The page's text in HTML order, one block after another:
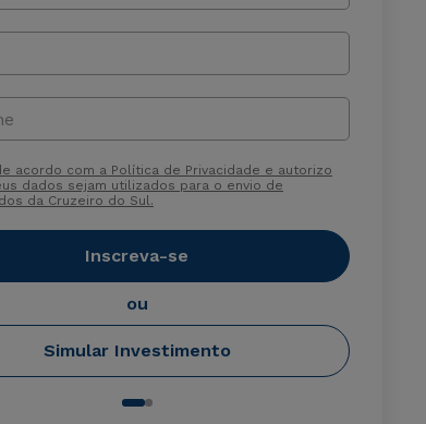
acordo com a Política de Privacidade e autorizo
dados sejam utilizados para o envio de
da Cruzeiro do Sul.
Inscreva-se
ou
Simular Investimento